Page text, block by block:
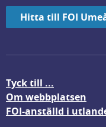
Hitta till FOI
Tyck till ...
Om webbplatsen
FOI-anställd i